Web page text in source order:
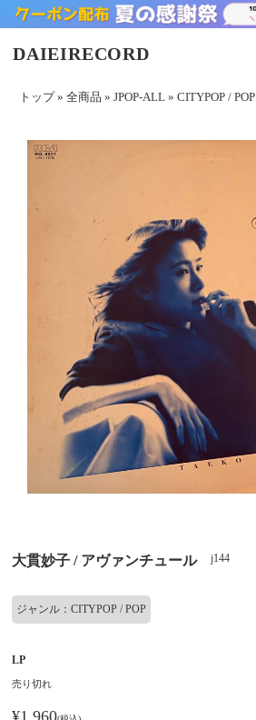
DAIEIRECORD
トップ» 全商品 » JPOP-ALL » CITYPOP / POP
大貫妙子 / アヴァンチュール j144
ジャンル：CITYPOP / POP
LP
売り切れ